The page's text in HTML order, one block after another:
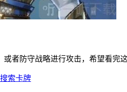
者防守战略进行攻击，希望看完
索卡牌